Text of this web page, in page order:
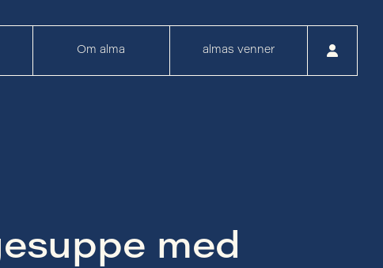
Om alma almas venner
med